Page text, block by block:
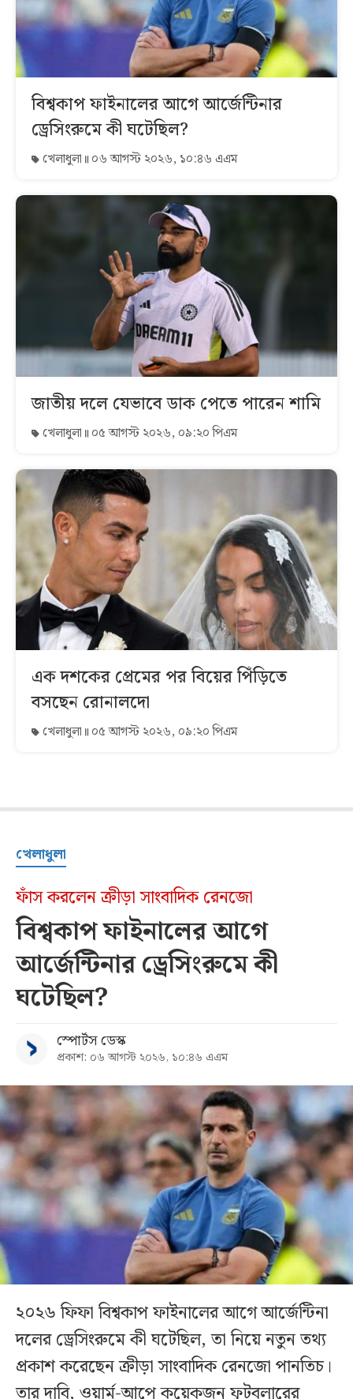
বিশ্বকাপ ফাইনালের আগে আর্জেন্টিনার
ড্রেসিংরুমে কী ঘটেছিল?
খেলাধুলা ০৬ আগস্ট ২০২৬, ১০:৪৬ এএম
জাতীয় দলে যেভাবে ডাক পেতে পারেন শামি
খেলাধুলা ০৫ আগস্ট ২০২৬, ০৯:২০ পিএম
এক দশকের প্রেমের পর বিয়ের পিঁড়িতে
বসছেন রোনালদো
খেলাধুলা ০৫ আগস্ট ২০২৬, ০৯:২০ পিএম
খেলাধুলা
ফাঁস করলেন ক্রীড়া সাংবাদিক রেনজো
বিশ্বকাপ ফাইনালের আগে
আর্জেন্টিনার ড্রেসিংরুমে কী
ঘটেছিল?
স্পোর্টস ডেস্ক
প্রকাশ: ০৬ আগস্ট ২০২৬, ১০:৪৬ এএম
২০২৬ ফিফা বিশ্বকাপ ফাইনালের আগে আর্জেন্টিনা
দলের ড্রেসিংরুমে কী ঘটেছিল, তা নিয়ে নতুন তথ্য
প্রকাশ করেছেন ক্রীড়া সাংবাদিক রেনজো পানতিচ।